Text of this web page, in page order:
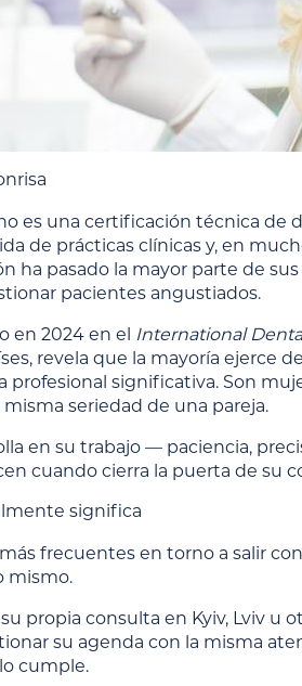
es una certificación técnica de
de prácticas clínicas y, en
ha pasado la mayor parte de
pacientes angustiados.
en 2024 en el International
revela que la mayoría ejerce
profesional significativa. Son
seriedad de una pareja.
en su trabajo — paciencia,
cuando cierra la puerta de su
significa
frecuentes en torno a salir
mismo.
propia consulta en Kyiv, Lviv u
su agenda con la misma
cumple.